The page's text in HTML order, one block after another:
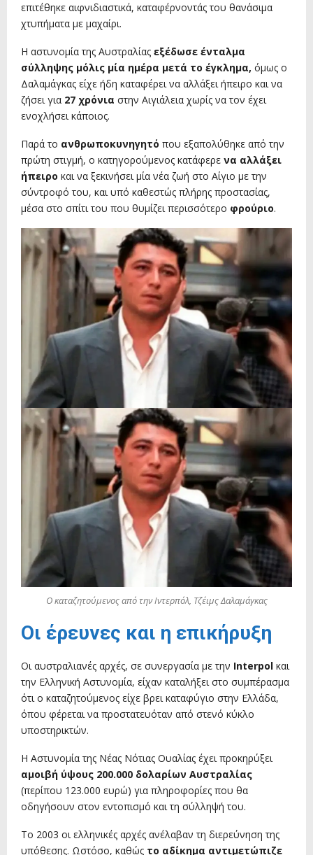
επιτέθηκε αιφνιδιαστικά, καταφέρνοντάς του θανάσιμα
χτυπήματα με μαχαίρι.
Η αστυνομία της Αυστραλίας εξέδωσε ένταλμα
σύλληψης μόλις μία ημέρα μετά το έγκλημα, όμως ο
Δαλαμάγκας είχε ήδη καταφέρει να αλλάξει ήπειρο και να
ζήσει για 27 χρόνια στην Αιγιάλεια χωρίς να τον έχει
ενοχλήσει κάποιος.
Παρά το ανθρωποκυνηγητό που εξαπολύθηκε από την
πρώτη στιγμή, ο κατηγορούμενος κατάφερε να αλλάξει
ήπειρο και να ξεκινήσει μία νέα ζωή στο Αίγιο με την
σύντροφό του, και υπό καθεστώς πλήρης προστασίας,
μέσα στο σπίτι του που θυμίζει περισσότερο φρούριο.
Ο καταζητούμενος από την Ιντερπόλ, Τζέιμς Δαλαμάγκας
Οι έρευνες και η επικήρυξη
Οι αυστραλιανές αρχές, σε συνεργασία με την Interpol και
την Ελληνική Αστυνομία, είχαν καταλήξει στο συμπέρασμα
ότι ο καταζητούμενος είχε βρει καταφύγιο στην Ελλάδα,
όπου φέρεται να προστατευόταν από στενό κύκλο
υποστηρικτών.
Η Αστυνομία της Νέας Νότιας Ουαλίας έχει προκηρύξει
αμοιβή ύψους 200.000 δολαρίων Αυστραλίας
(περίπου 123.000 ευρώ) για πληροφορίες που θα
οδηγήσουν στον εντοπισμό και τη σύλληψή του.
Το 2003 οι ελληνικές αρχές ανέλαβαν τη διερεύνηση της
υπόθεσης. Ωστόσο, καθώς το αδίκημα αντιμετώπιζε